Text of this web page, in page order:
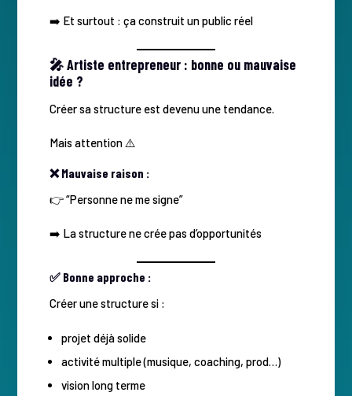
➡️ Et surtout : ça construit un public réel
🎤 Artiste entrepreneur : bonne ou mauvaise
idée ?
Créer sa structure est devenu une tendance.
Mais attention ⚠️
❌ Mauvaise raison :
👉 “Personne ne me signe”
➡️ La structure ne crée pas d’opportunités
✅ Bonne approche :
Créer une structure si :
projet déjà solide
activité multiple (musique, coaching, prod…)
vision long terme